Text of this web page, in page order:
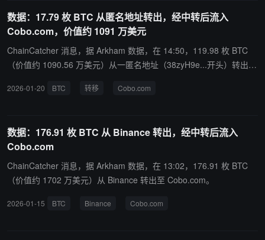
数据：17.79 枚 BTC 从匿名地址转出，经中转后流入
Cobo.com，价值约 1091 万美元
ChainCatcher 消息，据 Arkham 数据，在 14:50，119.98 枚 BTC
（价值约 1090.56 万美元）从一匿名地址（38zyH9e...开头）转出至
转移至 Cobo.com。
2026-01-20 BTC 转移 Cobo.com
数据：176.91 枚 BTC 从 Binance 转出，经中转后流入
Cobo.com
ChainCatcher 消息，据 Arkham 数据，在 13:02，176.91 枚 BTC
（价值约 1702 万美元）从 Binance 转出至 Cobo.com。
2026-01-15 BTC Binance Cobo.com